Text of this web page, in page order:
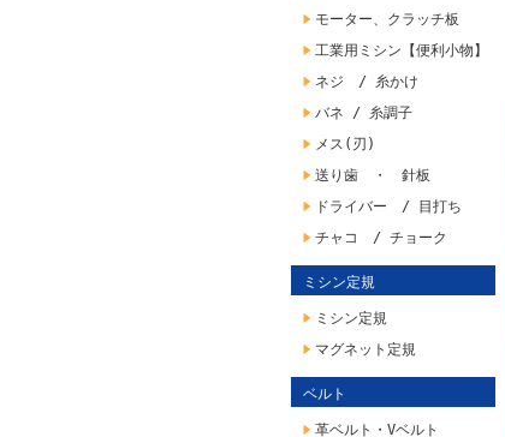
モーター、クラッチ板
工業用ミシン【便利小物】
ネジ / 糸かけ
バネ / 糸調子
メス(刃)
送り歯 ・ 針板
ドライバー / 目打ち
チャコ / チョーク
ミシン定規
ミシン定規
マグネット定規
ベルト
革ベルト・Vベルト